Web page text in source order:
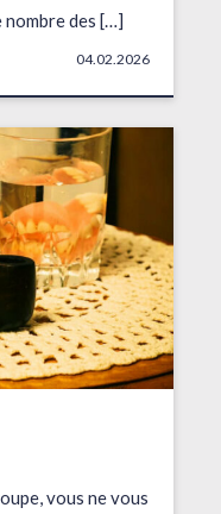
nombre des […]
04.02.2026
vous ne vous